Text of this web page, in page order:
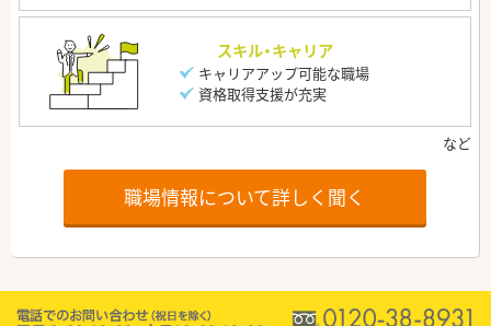
スキル・キャリア
キャリアアップ可能な職場
資格取得支援が充実
職場情報について詳しく聞く